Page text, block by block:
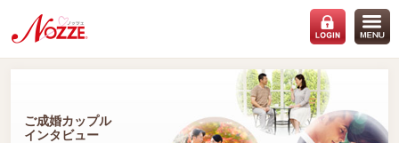
ご成婚カップル
インタビュー